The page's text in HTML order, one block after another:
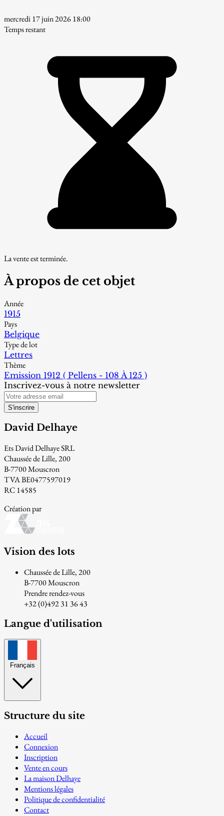
mercredi 17 juin 2026 18:00
Temps restant
La vente est terminée.
À propos de cet objet
Année
1915
Pays
Belgique
Type de lot
Lettres
Thème
Emission 1912 ( Pellens - 108 À 125 )
Inscrivez-vous à notre newsletter
S'inscrire
David Delhaye
Ets David Delhaye SRL
Chaussée de Lille, 200
B-7700 Mouscron
TVA BE0477597019
RC 14585
Création par
Vision des lots
Chaussée de Lille, 200
B-7700 Mouscron
Prendre rendez-vous
+32 (0)492 31 36 43
Langue d'utilisation
Français
Structure du site
Accueil
Connexion
Inscription
Vente en cours
La maison Delhaye
Mentions légales
Politique de confidentialité
Contact